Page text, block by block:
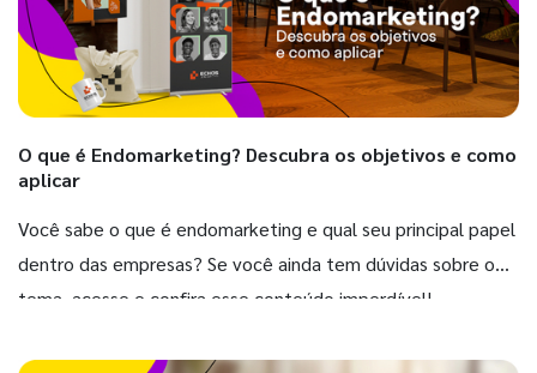
O que é Endomarketing? Descubra os objetivos e como
aplicar
Você sabe o que é endomarketing e qual seu principal papel
dentro das empresas? Se você ainda tem dúvidas sobre o
tema, acesse e confira esse conteúdo imperdível!